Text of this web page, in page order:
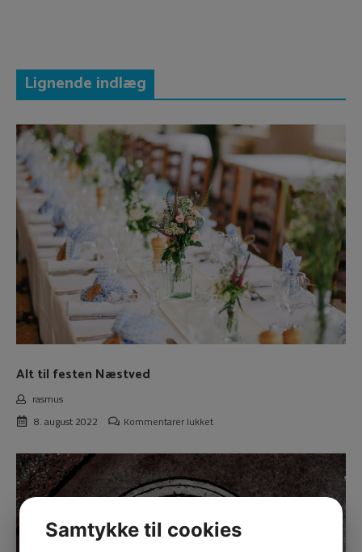
Lignende indlæg
Alt til festen Næstved
rasmus
8. august 2022
Kommentarer lukkettil
til
festen
Næstved
Samtykke til cookies